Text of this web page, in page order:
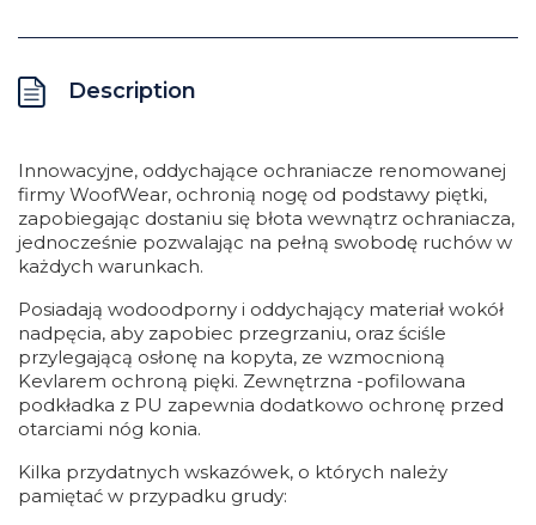
Description
Innowacyjne, oddychające ochraniacze renomowanej
firmy WoofWear, ochronią nogę od podstawy piętki,
zapobiegając dostaniu się błota wewnątrz ochraniacza,
jednocześnie pozwalając na pełną swobodę ruchów w
każdych warunkach.
Posiadają wodoodporny i oddychający materiał wokół
nadpęcia, aby zapobiec przegrzaniu, oraz ściśle
przylegającą osłonę na kopyta, ze wzmocnioną
Kevlarem ochroną pięki. Zewnętrzna -pofilowana
podkładka z PU zapewnia dodatkowo ochronę przed
otarciami nóg konia.
Kilka przydatnych wskazówek, o których należy
pamiętać w przypadku grudy: